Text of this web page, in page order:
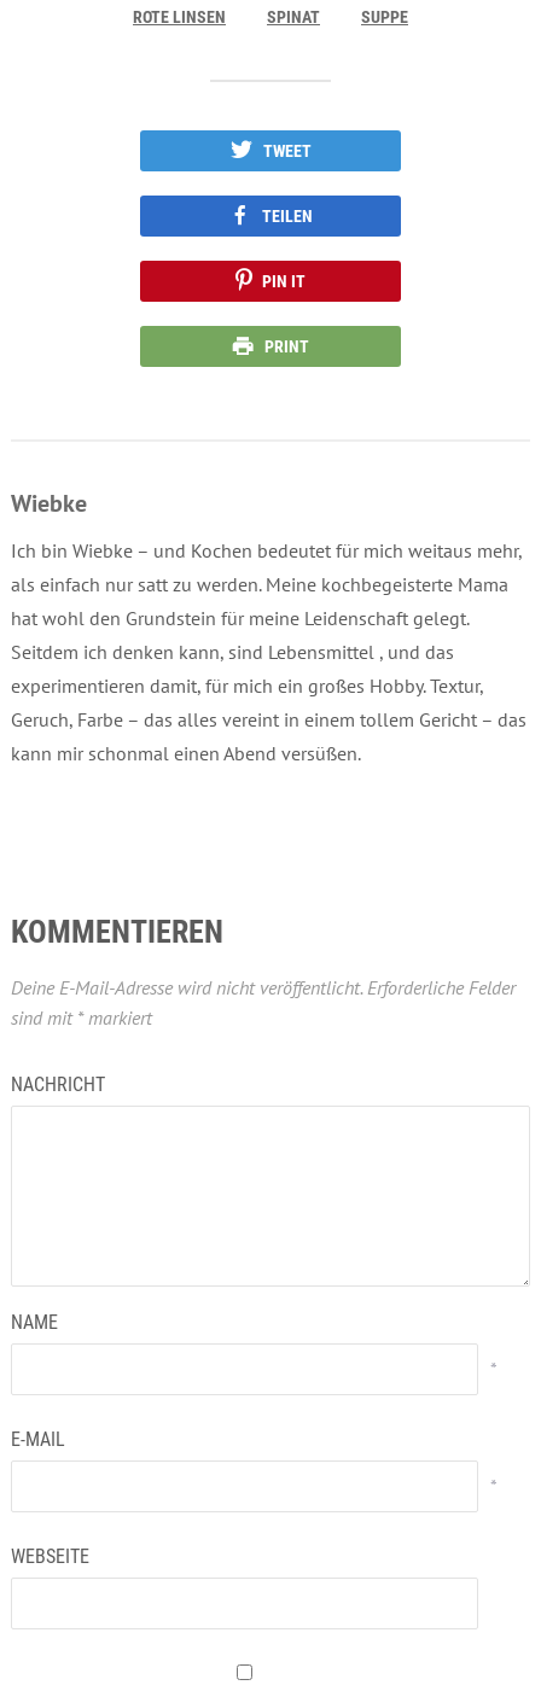
ROTE LINSEN
SPINAT SUPPE
TWEET
TEILEN
PIN IT
PRINT
Wiebke
Ich bin Wiebke – und Kochen bedeutet für mich weitaus mehr,
als einfach nur satt zu werden. Meine kochbegeisterte Mama
hat wohl den Grundstein für meine Leidenschaft gelegt.
Seitdem ich denken kann, sind Lebensmittel , und das
experimentieren damit, für mich ein großes Hobby. Textur,
Geruch, Farbe – das alles vereint in einem tollem Gericht – das
kann mir schonmal einen Abend versüßen.
KOMMENTIEREN
Deine E-Mail-Adresse wird nicht veröffentlicht. Erforderliche Felder
sind mit *markiert
NACHRICHT
NAME
*
E-MAIL
*
WEBSEITE